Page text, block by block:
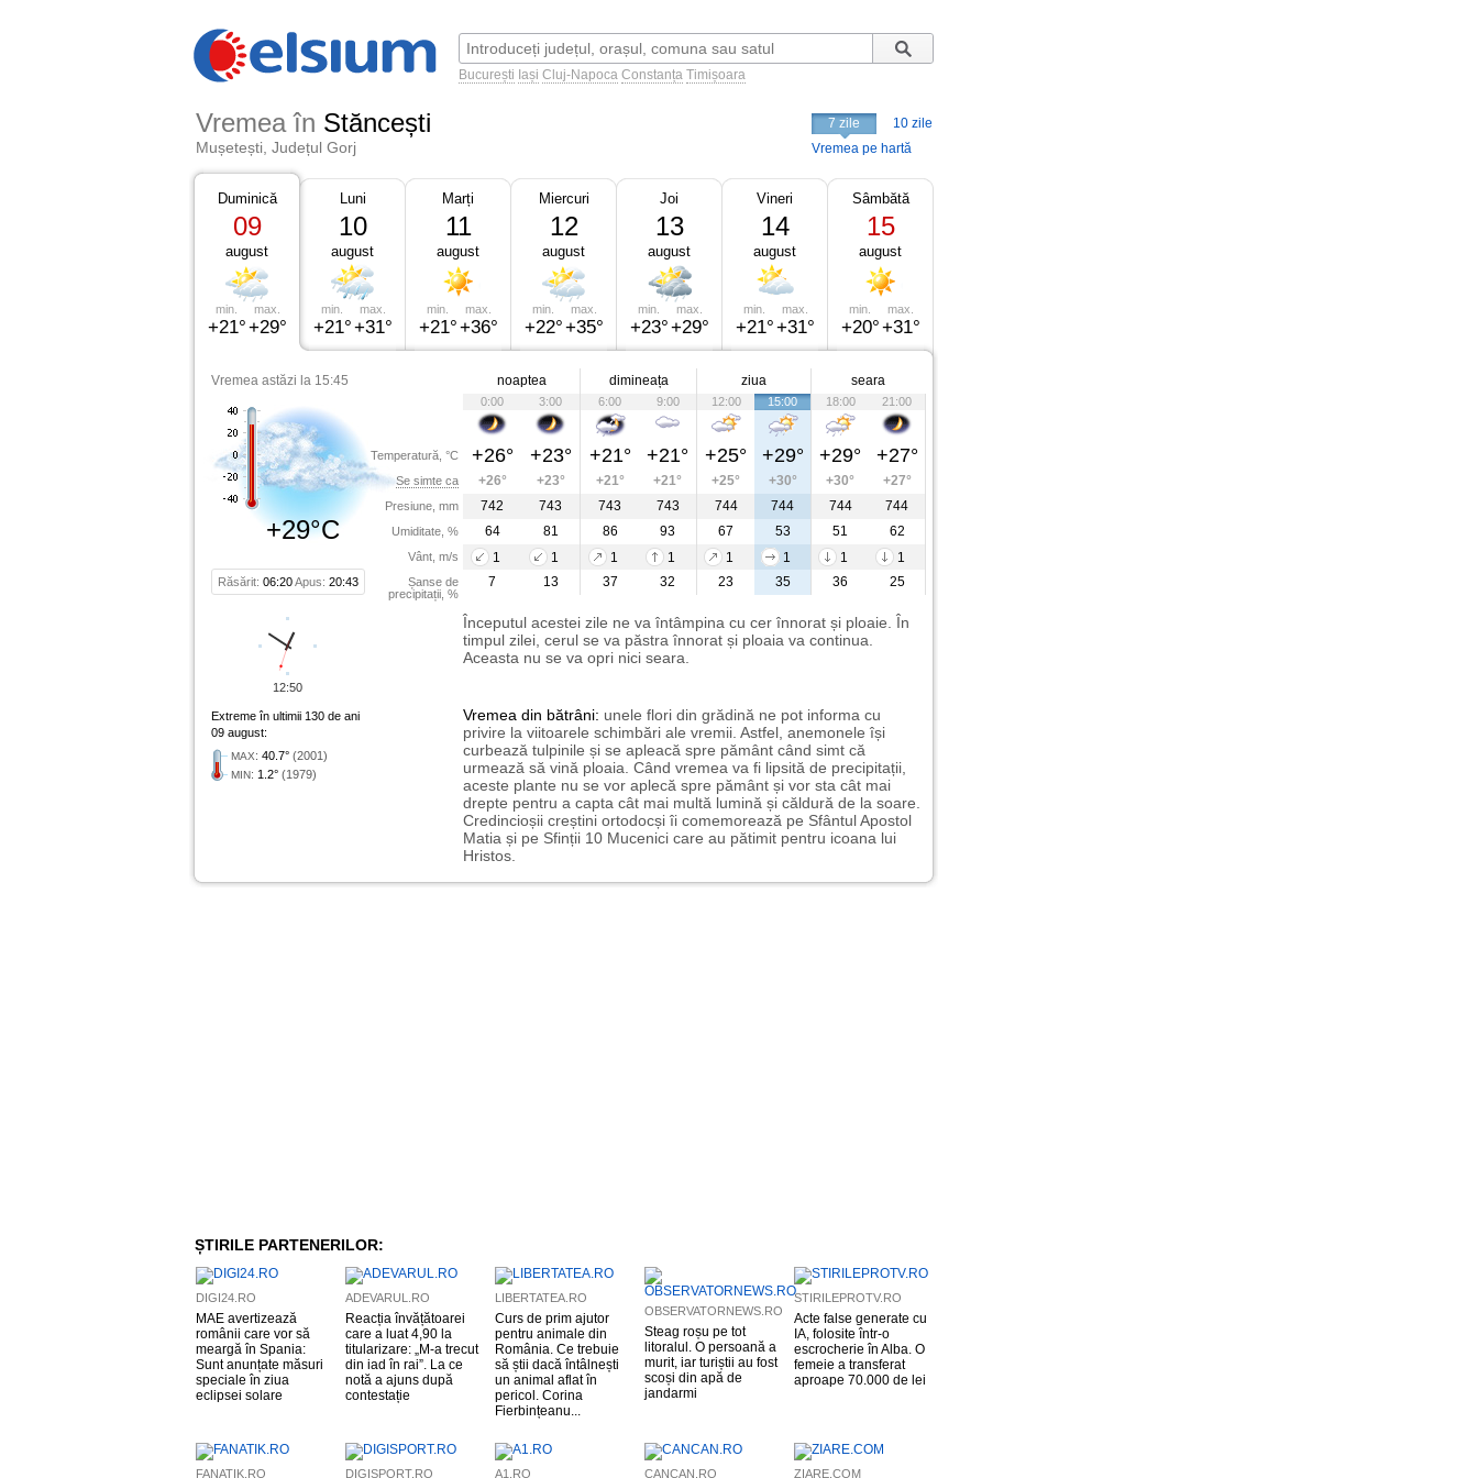
București Iași Cluj-Napoca Constanța Timișoara
Vremea în Stăncești
Mușetești, Județul Gorj
7 zile
10 zile
Vremea pe hartă
Duminică
09
august
min.
+21°
max.
+29°
Luni
10
august
min.
+21°
max.
+31°
Marți
11
august
min.
+21°
max.
+36°
Miercuri
12
august
min.
+22°
max.
+35°
Joi
13
august
min.
+23°
max.
+29°
Vineri
14
august
min.
+21°
max.
+31°
Sâmbătă
15
august
min.
+20°
max.
+31°
Vremea astăzi la 15:45
+29°C
Răsărit: 06:20Apus: 20:43
Temperatură, °C
Se simte ca
Presiune, mm
Umiditate, %
Vânt, m/s
Șanse de
precipitații, %
noaptea dimineața ziua seara
0:00 3:00 6:00 9:00 12:00 15:00 18:00 21:00
+26° +23° +21° +21° +25° +29° +29° +27°
+26° +23° +21° +21° +25° +30° +30°
+27°
742
743 743 743 744 744 744
744
64
81 86 93 67 53 51
62
1
1 1 1 1 1 1
1
7
13 37 32 23 35 36 25
Începutul acestei zile ne va întâmpina cu cer înnorat și ploaie. În
timpul zilei, cerul se va păstra înnorat și ploaia va continua.
Aceasta nu se va opri nici seara.
Extreme în ultimii 130 de ani
09 august:
MAX: 40.7° (2001)
MIN: 1.2° (1979)
Vremea din bătrâni: unele flori din grădină ne pot informa cu
privire la viitoarele schimbări ale vremii. Astfel, anemonele își
curbează tulpinile și se apleacă spre pământ când simt că
urmează să vină ploaia. Când vremea va fi lipsită de precipitații,
aceste plante nu se vor aplecă spre pământ și vor sta cât mai
drepte pentru a capta cât mai multă lumină și căldură de la soare.
Credincioșii creștini ortodocși îi comemorează pe Sfântul Apostol
Matia și pe Sfinții 10 Mucenici care au pătimit pentru icoana lui
Hristos.
12:50
ȘTIRILE PARTENERILOR:
DIGI24.RO
MAE avertizează
românii care vor să
meargă în Spania:
Sunt anunțate măsuri
speciale în ziua
eclipsei solare
ADEVARUL.RO
Reacția învățătoarei
care a luat 4,90 la
titularizare: „M-a trecut
din iad în rai”. La ce
notă a ajuns după
contestație
LIBERTATEA.RO
Curs de prim ajutor
pentru animale din
România. Ce trebuie
să știi dacă întâlnești
un animal aflat în
pericol. Corina
Fierbințeanu...
OBSERVATORNEWS.RO
Steag roșu pe tot
litoralul. O persoană a
murit, iar turiștii au fost
scoși din apă de
jandarmi
STIRILEPROTV.RO
Acte false generate cu
IA, folosite într-o
escrocherie în Alba. O
femeie a transferat
aproape 70.000 de lei
FANATIK.RO DIGISPORT.RO A1.RO CANCAN.RO ZIARE.COM